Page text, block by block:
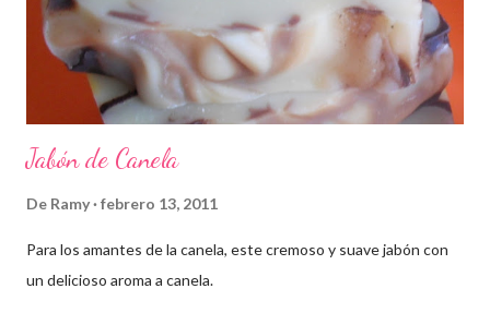
Jabón de Canela
De Ramy febrero 13, 2011
Para los amantes de la canela, este cremoso y suave jabón con
un delicioso aroma a canela.